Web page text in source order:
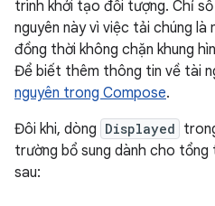
trình khởi tạo đối tượng. Chỉ
nguyên này vì việc tải chúng
đồng thời không chặn khung
Để biết thêm thông tin về tài
nguyên trong Compose.
Đôi khi, dòng Displayed
trường bổ sung dành cho tổng
sau: